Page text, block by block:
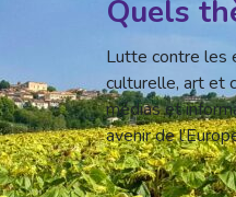
Quels
Lutte contre les
culturelle, art et
médias et
avenir de